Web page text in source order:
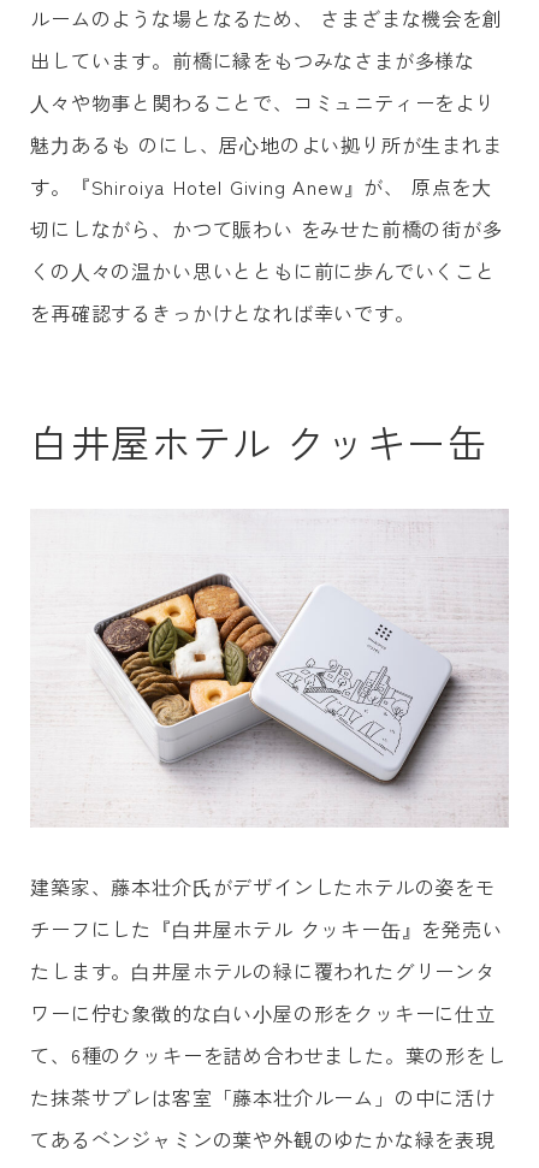
ルームのような場となるため、 さまざまな機会を創
出しています。前橋に縁をもつみなさまが多様な
⼈々や物事と関わることで、コミュニティーをより
魅⼒あるも のにし、居⼼地のよい拠り所が⽣まれま
す。『Shiroiya Hotel Giving Anew』が、 原点を⼤
切にしながら、かつて賑わい をみせた前橋の街が多
くの⼈々の温かい思いとともに前に歩んでいくこと
を再確認するきっかけとなれば幸いです。
白井屋ホテル クッキー缶
建築家、藤本壮介⽒がデザインしたホテルの姿をモ
チーフにした『⽩井屋ホテル クッキー⽸』を発売い
たします。⽩井屋ホテルの緑に覆われたグリーンタ
ワーに佇む象徴的な⽩い⼩屋の形をクッキーに仕立
て、6種のクッキーを詰め合わせました。葉の形をし
た抹茶サブレは客室「藤本壮介ルーム」の中に活け
てあるベンジャミンの葉や外観のゆたかな緑を表現